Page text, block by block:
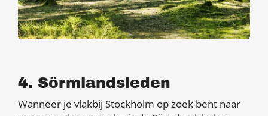
4. Sörmlandsleden
Wanneer je vlakbij Stockholm op zoek bent naar